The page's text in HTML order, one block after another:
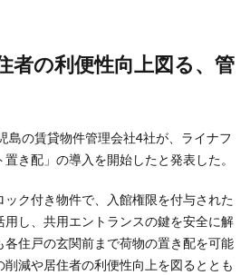
島の賃貸物件管理会社4社が、ライナフ
き配」の導入を開始したと発表した。
ック付き物件で、入館権限を付与された
し、共用エントランスの鍵を安全に解
住戸の玄関前まで荷物の置き配を可能
減や居住者の利便性向上を図るととも